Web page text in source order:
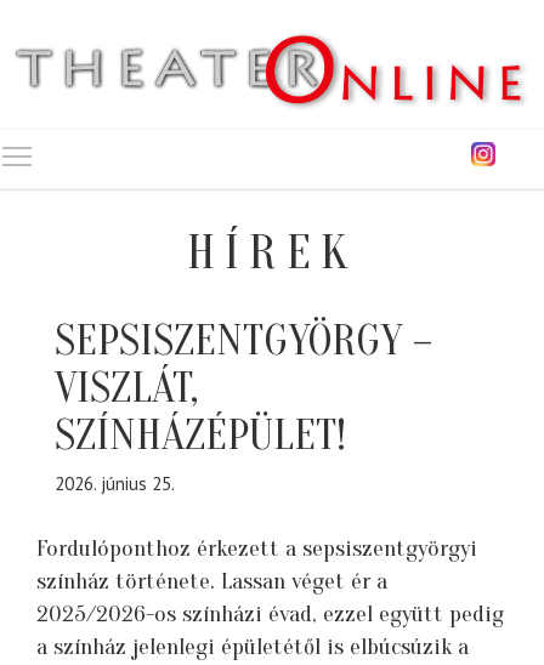
HÍREK
SEPSISZENTGYÖRGY –
VISZLÁT,
SZÍNHÁZÉPÜLET!
2026. június 25.
Fordulóponthoz érkezett a sepsiszentgyörgyi
színház története. Lassan véget ér a
2025/2026-os színházi évad, ezzel együtt pedig
a színház jelenlegi épületétől is elbúcsúzik a